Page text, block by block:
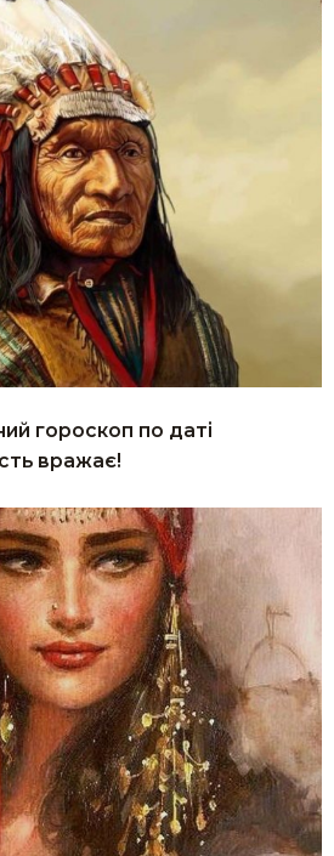
гороскоп по даті
вражає!